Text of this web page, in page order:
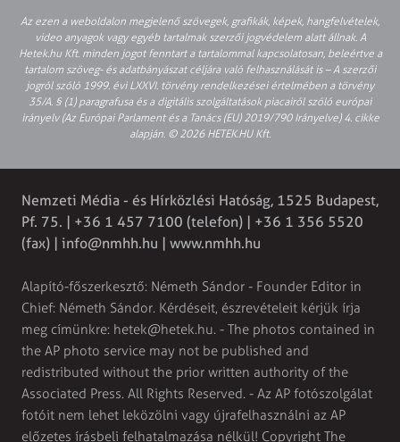
Az ezen a weboldalon megjelenő szövegek, grafikák, képek, hangfelvételek,
video anyagok vagy egyéb tartalmak szerzői jogvédelem alatt állnak. A
Hetek.hu Kft. minden jogot fenntart a tartalommal kapcsolatosan, beleértve a
tartalom szöveg- és adatbányászat céljára való felhasználását is – A szerzői
jogról szóló 1999. évi LXXVI. törvény rendelkezései értelmében a törvény
35/A. § (1) paragrafusa és a digitális szolgáltatások piacairól szóló európai
irányelv (Az Európai Parlament és a Tanács (EU) 2019/790 Irányelve) 4. cikke
alapján. © 2026 HETEK.HU Kft.
Nemzeti Média - és Hírközlési Hatóság, 1525 Budapest,
Pf. 75. | +36 1 457 7100 (telefon) | +36 1 356 5520
(fax) | info@nmhh.hu | www.nmhh.hu
Alapító-főszerkesztő: Németh Sándor - Founder Editor in
Chief: Németh Sándor. Kérdéseit, észrevételeit kérjük írja
meg címünkre: hetek@hetek.hu. - The photos contained in
the AP photo service may not be published and
redistributed without the prior written authority of the
Associated Press. All Rights Reserved. - Az AP fotószolgálat
fotóit nem lehet leközölni vagy újrafelhasználni az AP
előzetes írásbeli felhatalmazása nélkül! Copyright The